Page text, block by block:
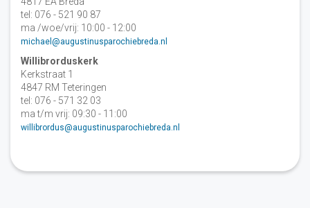
tel: 076 - 521 90 87
ma /woe/vrij: 10:00 - 12:00
michael@augustinusparochiebreda.nl
Willibrorduskerk
Kerkstraat 1
4847 RM Teteringen
tel: 076 - 571 32 03
ma t/m vrij: 09:30 - 11:00
willibrordus@augustinusparochiebreda.nl